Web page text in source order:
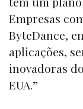
Empresas
ByteDance,
aplicações,
inovadoras
EUA.”